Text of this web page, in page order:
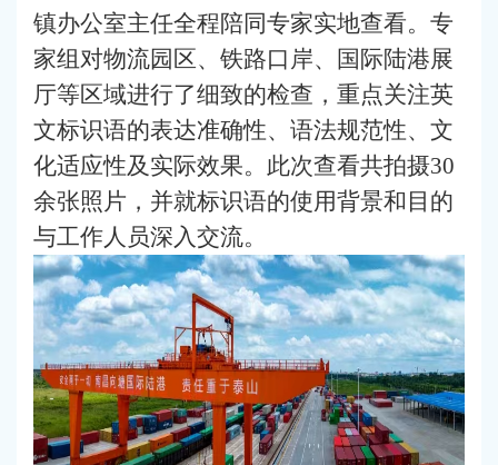
镇办公室主任全程陪同专家实地查看。专
家组对物流园区、铁路口岸、国际陆港展
厅等区域进行了细致的检查，重点关注英
文标识语的表达准确性、语法规范性、文
化适应性及实际效果。此次查看共拍摄30
余张照片，并就标识语的使用背景和目的
与工作人员深入交流。